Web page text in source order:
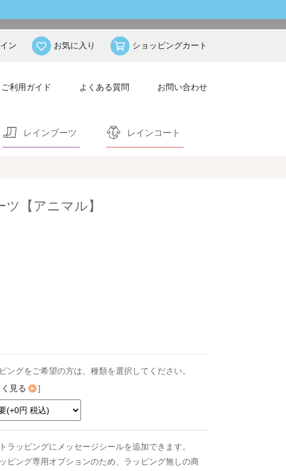
ン お気に入り ショッピングカート
ご利用ガイド よくある質問 お問い合わせ
レインブーツ レインコート
【アニマル】
ングをご希望の方は、種類を選択してください。
見る ]
ラッピングにメッセージシールを追加できます。
ッピング専用オプションのため、ラッピング無しの商